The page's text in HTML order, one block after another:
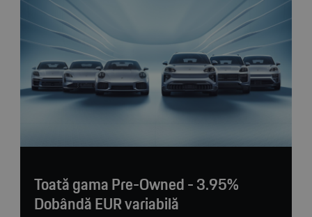
Toată gama Pre-Owned - 3.95%
Dobândă EUR variabilă